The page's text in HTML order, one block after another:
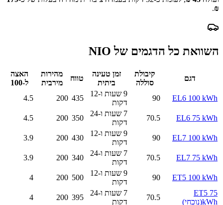
₪
.
השוואת כל הדגמים של NIO
דגם
קיבולת
סוללה
זמן טעינה
ביתית
טווח
מהירות
מירבית
האצה
ל-100
EL6 100 kWh
90
9 שעות ו-12
דקות
435
200
4.5
EL6 75 kWh
70.5
7 שעות ו-24
דקות
350
200
4.5
EL7 100 kWh
90
9 שעות ו-12
דקות
430
200
3.9
EL7 75 kWh
70.5
7 שעות ו-24
דקות
340
200
3.9
ET5 100 kWh
90
9 שעות ו-12
דקות
500
200
4
ET5 75
kWh(נוכחי)
70.5
7 שעות ו-24
דקות
395
200
4